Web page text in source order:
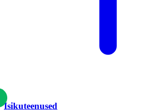
Isikuteenused